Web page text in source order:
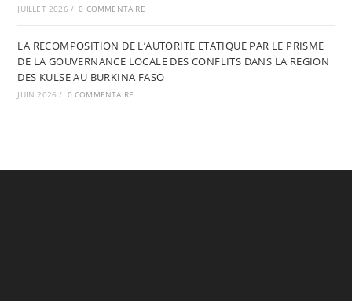
JUILLET 2026 / 0 COMMENTAIRE
LA RECOMPOSITION DE L’AUTORITE ETATIQUE PAR LE PRISME
DE LA GOUVERNANCE LOCALE DES CONFLITS DANS LA REGION
DES KULSE AU BURKINA FASO
JUIN 2026 / 0 COMMENTAIRE